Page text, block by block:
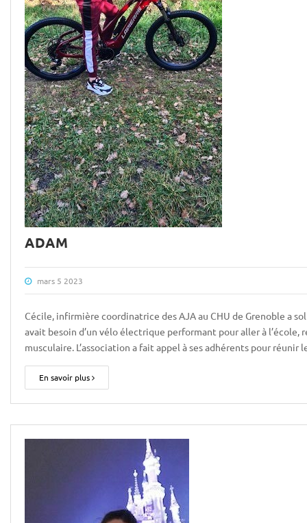
ADAM
mars 5 2023
Cécile, infirmière coordinatrice des AJA au CHU de Grenoble a
avait besoin d’un vélo électrique performant pour aller à
musculaire. L’association a fait appel à ses adhérents pour réunir
En savoir plus